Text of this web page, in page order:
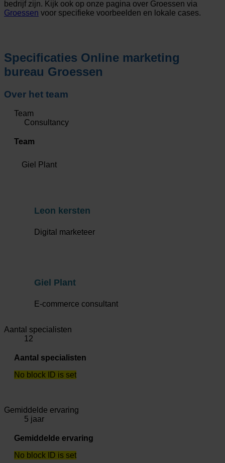
bedrijf zijn. Kijk ook op onze pagina over Groessen via
Groessen voor specifieke voorbeelden en lokale cases.
Specificaties Online marketing
bureau Groessen
Over het team
Team
Consultancy
Team
Giel Plant
Leon kersten
Digital marketeer
Giel Plant
E-commerce consultant
Aantal specialisten
12
Aantal specialisten
No block ID is set
Gemiddelde ervaring
5 jaar
Gemiddelde ervaring
No block ID is set